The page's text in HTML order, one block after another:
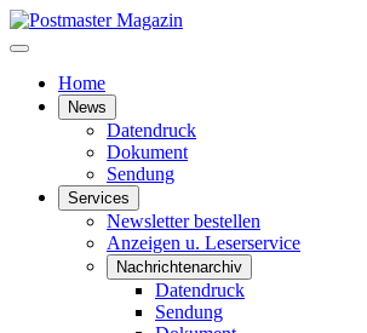
Home
News
Datendruck
Dokument
Sendung
Services
Newsletter bestellen
Anzeigen u. Leserservice
Nachrichtenarchiv
Datendruck
Sendung